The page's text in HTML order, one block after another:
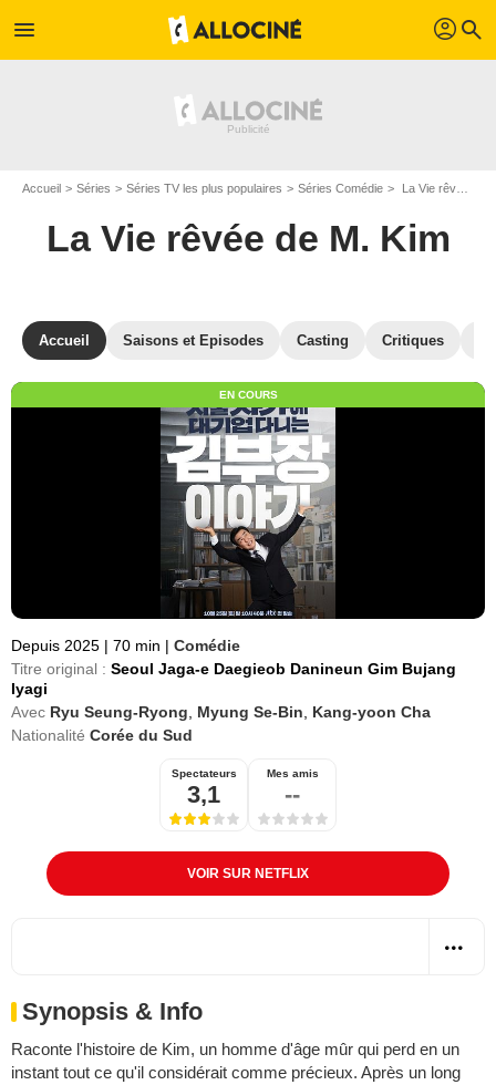
menu profil search
Accueil Séries Séries TV les plus populaires Séries Comédie La Vie rêvée de M. Kim
La Vie rêvée de M. Kim
Accueil Saisons et Episodes Casting Critiques
EN COURS
Depuis 2025 | 70 min | Comédie
Titre original : Seoul Jaga-e Daegieob Danineun Gim Bujang
Iyagi
Avec Ryu Seung-Ryong Myung Se-Bin
Kang-yoon Cha
Nationalité Corée du Sud
Spectateurs
3,1
Mes amis
--
VOIR SUR NETFLIX
Synopsis & Info
Raconte l'histoire de Kim, un homme d'âge mûr qui perd en un
instant tout ce qu'il considérait comme précieux. Après un long